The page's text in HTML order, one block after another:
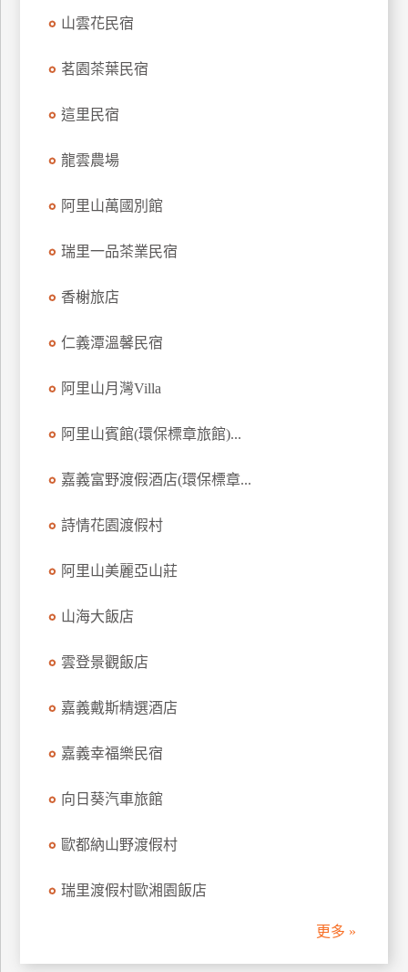
山雲花民宿
茗園茶葉民宿
這里民宿
龍雲農場
阿里山萬國別館
瑞里一品茶業民宿
香榭旅店
仁義潭溫馨民宿
阿里山月灣Villa
阿里山賓館(環保標章旅館)...
嘉義富野渡假酒店(環保標章...
詩情花園渡假村
阿里山美麗亞山莊
山海大飯店
雲登景觀飯店
嘉義戴斯精選酒店
嘉義幸福樂民宿
向日葵汽車旅館
歐都納山野渡假村
瑞里渡假村歐湘園飯店
更多 »